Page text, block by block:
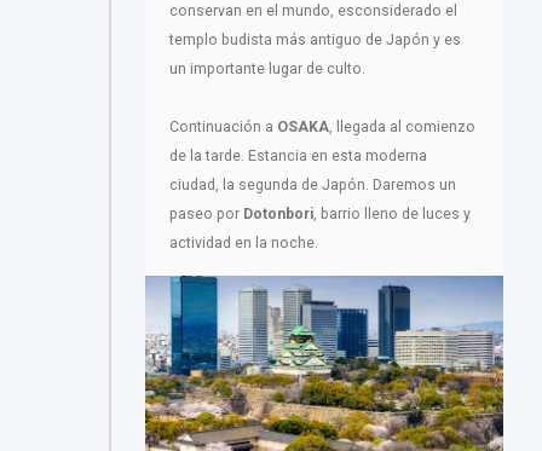
conservan en el mundo, esconsiderado el
templo budista más antiguo de Japón y es
un importante lugar de culto.
Continuación a OSAKA , llegada al comienzo
de la tarde. Estancia en esta moderna
ciudad, la segunda de Japón. Daremos un
paseo por Dotonbori , barrio lleno de luces y
actividad en la noche.